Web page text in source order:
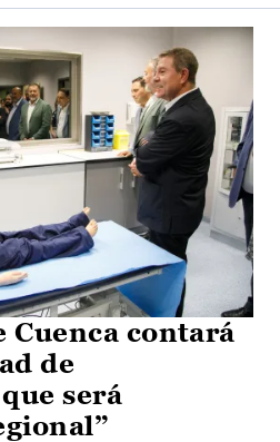
Cuenca contará
de
será